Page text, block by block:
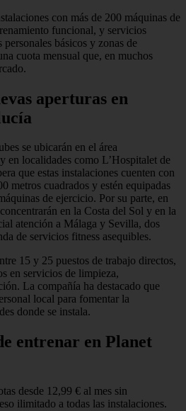
con más de 200 máquinas de
funcional, y servicios
básicos y zonas de
cuota mensual que, en muchos
aperturas en
se ubicarán en el área
en localidades como L’Hospitalet de
que estas instalaciones cuenten con
metros cuadrados y estén equipadas
de ejercicio. Por su parte, en
en la Costa del Sol y en la
atención a Málaga y Sevilla, dos
de servicios fitness asequibles.
15 y 25 puestos de trabajo directos,
en servicios de limpieza,
La compañía ha destacado que
local para fomentar la
donde se instala.
entrenar en Planet
desde 12,99 € al mes sin
ilimitado a todas las instalaciones.